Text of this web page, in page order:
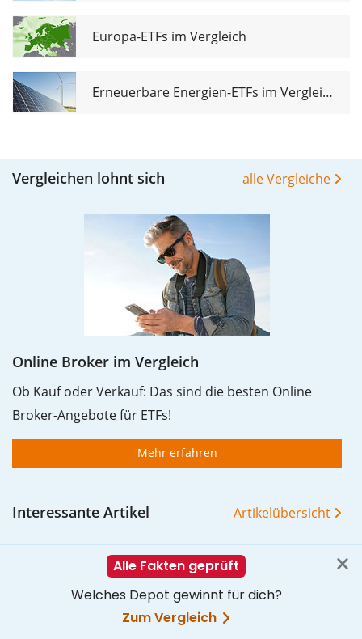
Europa-ETFs im Vergleich
Erneuerbare Energien-ETFs im Vergleich
Vergleichen lohnt sich alle Vergleiche
Online Broker im Vergleich
Ob Kauf oder Verkauf: Das sind die besten Online
Broker-Angebote für ETFs!
Mehr erfahren
Interessante Artikel Artikelübersicht
Gehebelte Welt-ETFs im Check
Market Timing: Den perfekten Zeitpunkt gibt es